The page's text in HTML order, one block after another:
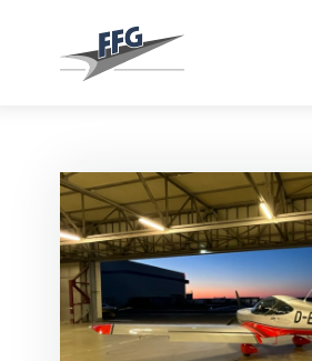
Verein
Jetzt Pilot werden
Schnupperflug
Flugschule
Kontakt